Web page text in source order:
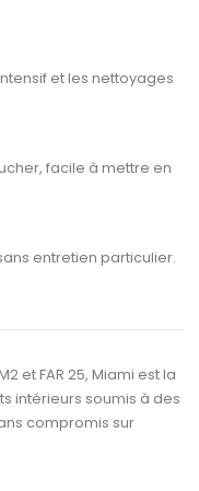
et les nettoyages
facile à mettre en
entretien particulier.
etFAR 25, Miami est la
intérieurs soumis à des
compromis sur